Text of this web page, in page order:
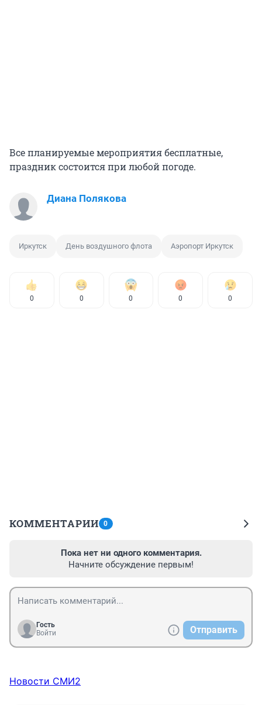
Все планируемые мероприятия бесплатные,
праздник состоится при любой погоде.
Диана Полякова
Иркутск День воздушного флота Аэропорт Иркутск
0 0 0 0 0
КОММЕНТАРИИ 0
Пока нет ни одного комментария.
Начните обсуждение первым!
Гость
Войти
Отправить
Новости СМИ2